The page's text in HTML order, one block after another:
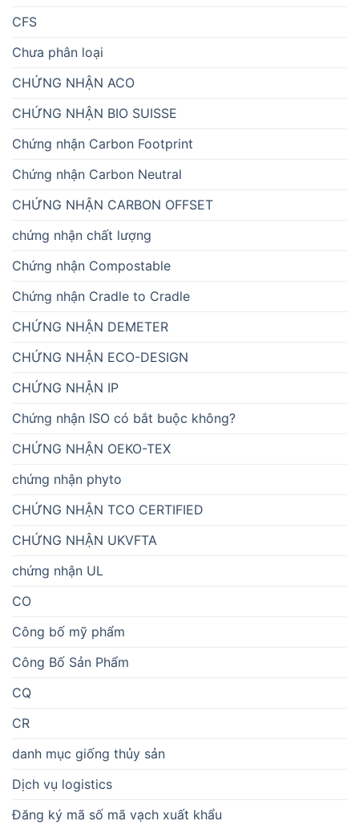
CFS
Chưa phân loại
CHỨNG NHẬN ACO
CHỨNG NHẬN BIO SUISSE
Chứng nhận Carbon Footprint
Chứng nhận Carbon Neutral
CHỨNG NHẬN CARBON OFFSET
chứng nhận chất lượng
Chứng nhận Compostable
Chứng nhận Cradle to Cradle
CHỨNG NHẬN DEMETER
CHỨNG NHẬN ECO-DESIGN
CHỨNG NHẬN IP
Chứng nhận ISO có bắt buộc không?
CHỨNG NHẬN OEKO-TEX
chứng nhận phyto
CHỨNG NHẬN TCO CERTIFIED
CHỨNG NHẬN UKVFTA
chứng nhận UL
CO
Công bố mỹ phẩm
Công Bố Sản Phẩm
CQ
CR
danh mục giống thủy sản
Dịch vụ logistics
Đăng ký mã số mã vạch xuất khẩu